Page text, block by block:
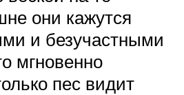
они кажутся
и безучастными
мгновенно
пес видит